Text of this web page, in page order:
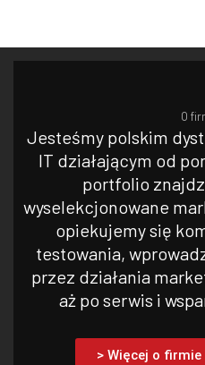
O
Jesteśmy polskim
IT działającym od
portfolio
wyselekcjonowane
opiekujemy się
testowania,
przez działania
aż po serwis i
> Więcej o firmie